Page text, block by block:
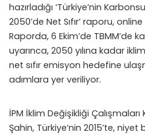
hazırladığı ‘Türkiye’nin
2050’de Net Sıfır’ raporu,
Raporda, 6 Ekim’de TBMM’de
uyarınca, 2050 yılına kadar
net sıfır emisyon hedefine
adımlara yer veriliyor.
İPM İklim Değişikliği
Şahin, Türkiye’nin 2015’te,